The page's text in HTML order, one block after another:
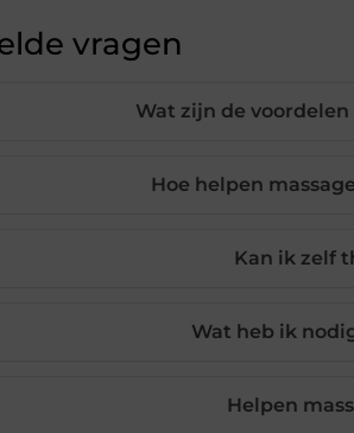
vragen
Wat zijn de voordelen
Hoe helpen
Kan ik zelf
Wat heb ik
Helpen